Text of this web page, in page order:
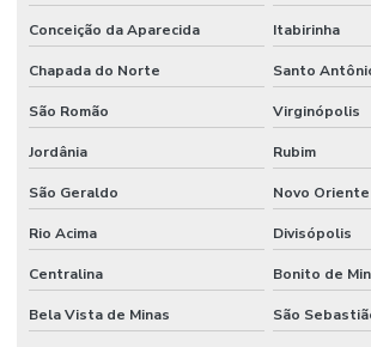
Conceição da Aparecida Itabirinha
Chapada do Norte Santo
São Romão Virginópolis
Jordânia Rubim
São Geraldo Novo
Rio Acima Divisópolis
Centralina Bonito de
Bela Vista de Minas São